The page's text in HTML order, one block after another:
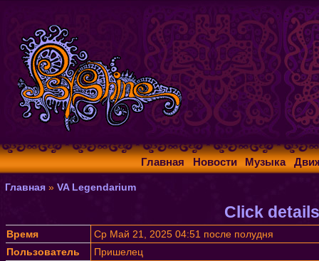
Главная Новости Музыка
Главная »VA Legendarium
Click details
Время
Ср Май 21, 2025 04:51 после полудня
Пользователь
Пришелец